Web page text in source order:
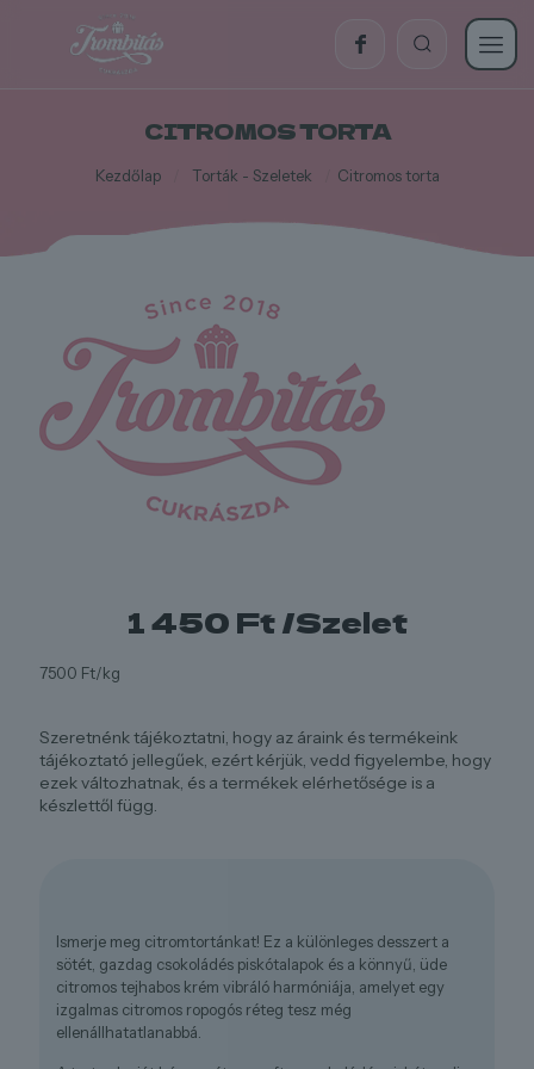
CITROMOS TORTA
Kezdőlap Torták - Szeletek Citromos torta
1 450 Ft/Szelet
7500 Ft/kg
Szeretnénk tájékoztatni, hogy az áraink és termékeink
tájékoztató jellegűek, ezért kérjük, vedd figyelembe, hogy
ezek változhatnak, és a termékek elérhetősége is a
készlettől függ.
Ismerje meg citromtortánkat! Ez a különleges desszert a
sötét, gazdag csokoládés piskótalapok és a könnyű, üde
citromos tejhabos krém vibráló harmóniája, amelyet egy
izgalmas citromos ropogós réteg tesz még
ellenállhatatlanabbá.